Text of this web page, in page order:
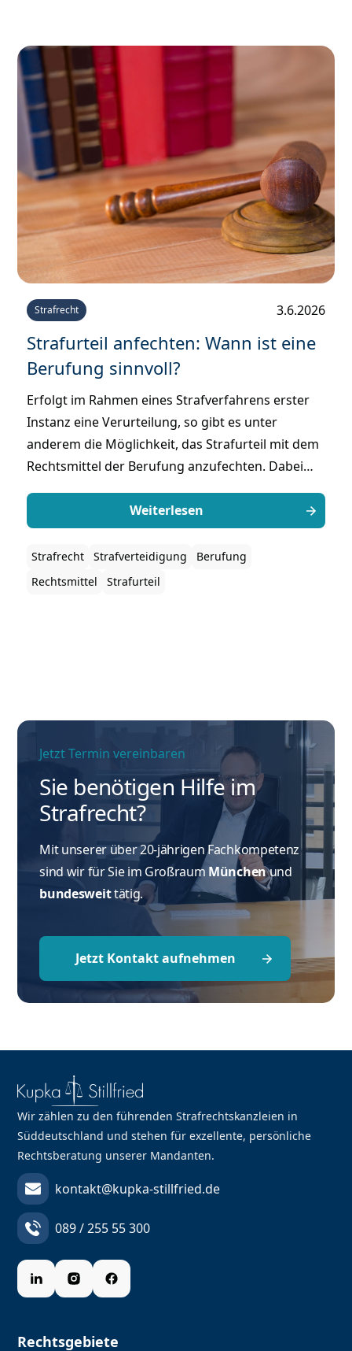
Strafrecht 3.6.2026
Strafurteil anfechten: Wann ist eine
Berufung sinnvoll?
Erfolgt im Rahmen eines Strafverfahrens erster
Instanz eine Verurteilung, so gibt es unter
anderem die Möglichkeit, das Strafurteil mit dem
Rechtsmittel der Berufung anzufechten. Dabei
angefochten werden oder aber die Berufung auf
den Rechtsfolgenausspruch – also die Höhe der
Strafe – beschränkt werden. Die Frage, wann die
Einlegung des Rechtsmittels der Berufung
Weiterlesen
Strafrecht Strafverteidigung
Berufung
Rechtsmittel
Strafurteil
Jetzt Termin vereinbaren
Sie benötigen Hilfe im
Strafrecht?
Mit unserer über 20-jährigen Fachkompetenz
sind wir für Sie im Großraum Münchenund
bundesweittätig.
Jetzt Kontakt aufnehmen
Wir zählen zu den führenden Strafrechtskanzleien in
Süddeutschland und stehen für exzellente, persönliche
Rechtsberatung unserer Mandanten.
kontakt@kupka-stillfried.de
089 / 255 55 300
Rechtsgebiete